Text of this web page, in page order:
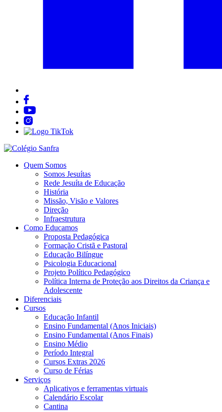
Quem Somos
Somos Jesuítas
Rede Jesuíta de Educação
História
Missão, Visão e Valores
Direção
Infraestrutura
Como Educamos
Proposta Pedagógica
Formação Cristã e Pastoral
Educação Bilíngue
Psicologia Educacional
Projeto Político Pedagógico
Política Interna de Proteção aos Direitos da Criança e
Adolescente
Diferenciais
Cursos
Educação Infantil
Ensino Fundamental (Anos Iniciais)
Ensino Fundamental (Anos Finais)
Ensino Médio
Período Integral
Cursos Extras 2026
Curso de Férias
Serviços
Aplicativos e ferramentas virtuais
Calendário Escolar
Cantina